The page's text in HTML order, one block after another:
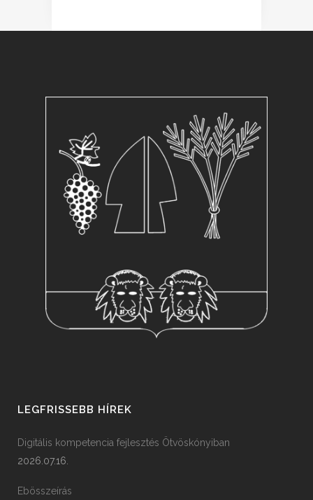
LEGFRISSEBB HÍREK
Digitális kompetencia fejlesztés Ötvöskónyiban
2026.07.16.
Ebösszeírás